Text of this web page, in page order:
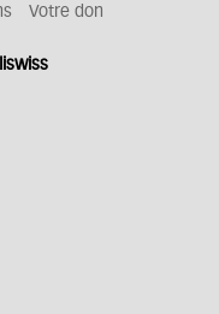
Votre don